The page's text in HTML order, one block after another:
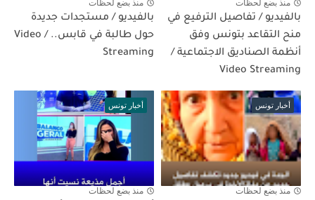
منذ بضع لحظات
بالفيديو / تفاصيل الترفيع في
منح التقاعد بتونس وفق
أنظمة الصناديق الاجتماعية /
Video Streaming
منذ بضع لحظات
بالفيديو / مستجدات جديدة
حول طالبة في قابس.. / Video
Streaming
أخبار تونس
منذ بضع لحظات
أخبار تونس
منذ بضع لحظات